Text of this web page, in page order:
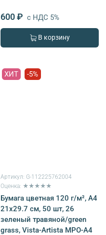
600 ₽ с НДС 5%
В корзину
ХИТ -5%
Артикул: G-112225762004
Оценка: ★★★★★
Бумага цветная 120 г/м², A4
21х29.7 см, 50 шт, 26
зеленый травяной/green
grass, Vista-Artista MPO-A4